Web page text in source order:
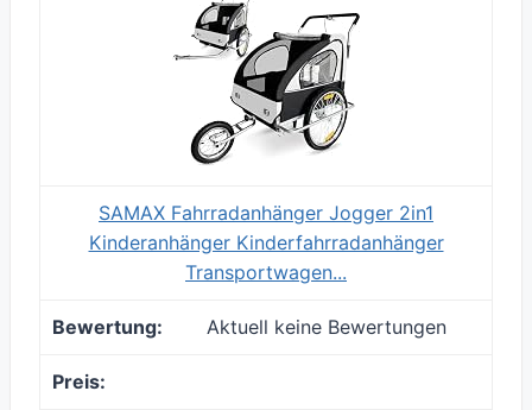
SAMAX Fahrradanhänger Jogger 2in1
Kinderanhänger Kinderfahrradanhänger
Transportwagen...
Aktuell keine Bewertungen